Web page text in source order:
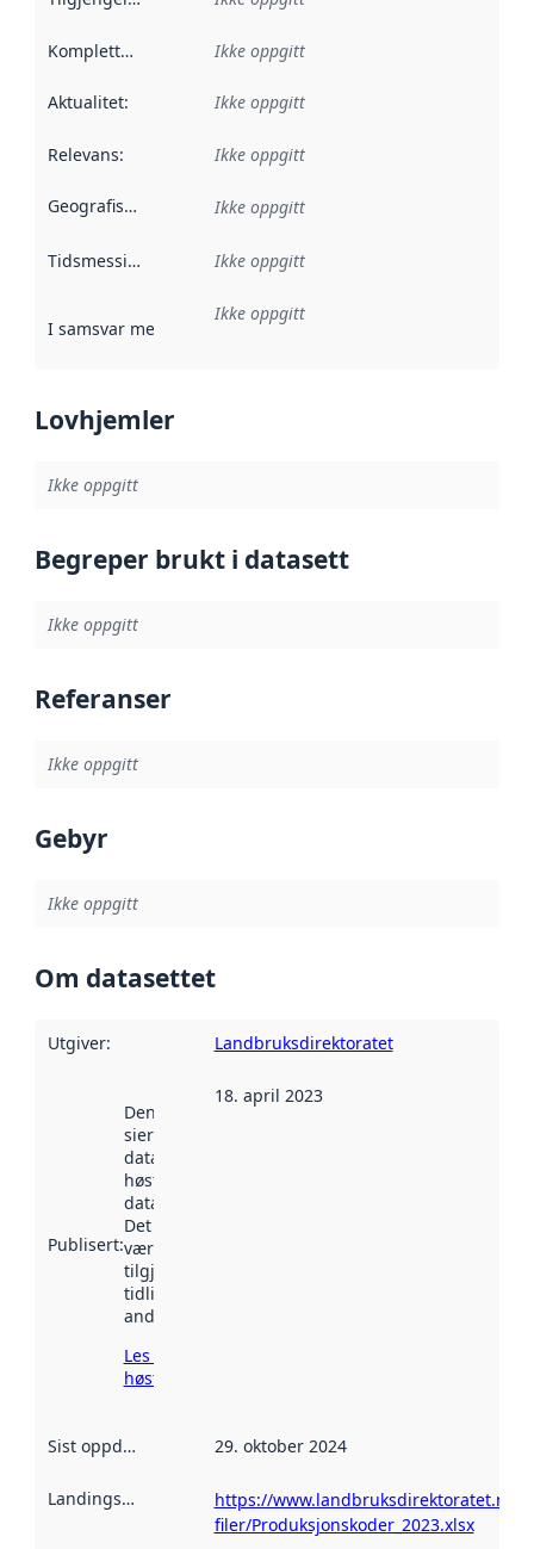
Kompletthet Ikke oppgitt
Aktualitet: Ikke oppgitt
Relevans: Ikke oppgitt
Geografisk avgrensning :
Ikke oppgitt
Tidsmessig avgrensning :
Ikke oppgitt
I samsvar med Referanse til en implementasjonsregel
Ikke oppgitt
Lovhjemler
Ikke oppgitt
Begreper brukt i datasett
Ikke oppgitt
Referanser
Ikke oppgitt
Gebyr
Ikke oppgitt
Om datasettet
Utgiver: Landbruksdirektoratet
Publisert:
Denne datoen
sier når
datasettet ble
høstet av
data.norge.no.
Det kan ha
vært
tilgjengelig
tidligere
andre steder.
Les mer om
høsting her
18. april 2023
Sist oppdatert 29. oktober 2024
Landingsside
https://www.landbruksdirektoratet.no/
filer/Produksjonskoder_2023.xlsx